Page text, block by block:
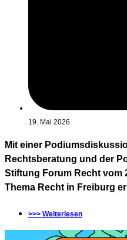
19. Mai 2026
Mit einer
Rechtsberatung und der
Stiftung Forum Recht vom
Thema Recht in Freiburg
>>> Weiterlesen